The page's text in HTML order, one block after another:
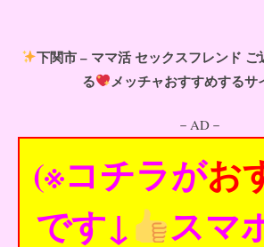
下関市 – ママ活 セックスフレンド ご
る
メッチャおすすめするサ
－AD－
(※コチラがお
です↓
スマ